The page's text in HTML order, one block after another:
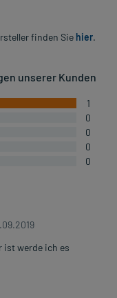
finden Sie hier.
unserer Kunden
1
0
0
0
0
ist werde ich es